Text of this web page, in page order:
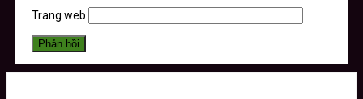
Trang web